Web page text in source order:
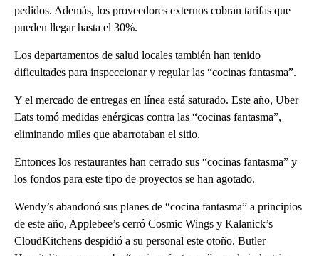
pedidos. Además, los proveedores externos cobran tarifas que
pueden llegar hasta el 30%.
Los departamentos de salud locales también han tenido
dificultades para inspeccionar y regular las “cocinas fantasma”.
Y el mercado de entregas en línea está saturado. Este año, Uber
Eats tomó medidas enérgicas contra las “cocinas fantasma”,
eliminando miles que abarrotaban el sitio.
Entonces los restaurantes han cerrado sus “cocinas fantasma” y
los fondos para este tipo de proyectos se han agotado.
Wendy’s abandonó sus planes de “cocina fantasma” a principios
de este año, Applebee’s cerró Cosmic Wings y Kalanick’s
CloudKitchens despidió a su personal este otoño. Butler